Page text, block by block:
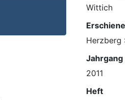
Wittich
Herzberg
Jahrgang
2011
Heft